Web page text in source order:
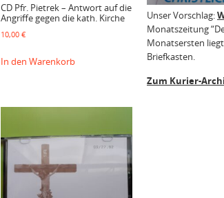
CD Pfr. Pietrek – Antwort auf die
Angriffe gegen die kath. Kirche
10,00€
In den Warenkorb
Unser Vorschlag:
Monatszeitung
Monatsersten
Briefkasten.
Zum Kurier-